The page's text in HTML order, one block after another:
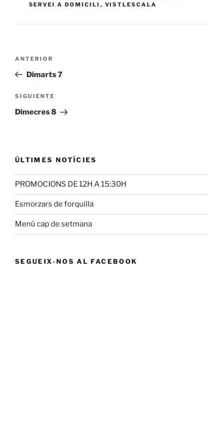
SERVEI A DOMICILI , VISTLESCALA
Navegación
entradas
Entrada
anterior:
ANTERIOR
Dimarts 7
Siguiente
entrada
SIGUIENTE
Dimecres 8
ÚLTIMES NOTÍCIES
PROMOCIONS DE 12H A 15:30H
Esmorzars de forquilla
Menú cap de setmana
SEGUEIX-NOS AL FACEBOOK